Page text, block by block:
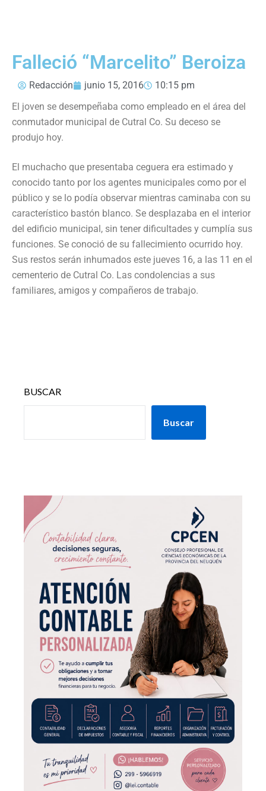
Falleció “Marcelito” Beroiza
Redacción junio 15, 2016
10:15 pm
El joven se desempeñaba como empleado en el área del
conmutador municipal de Cutral Co. Su deceso se
produjo hoy.
El muchacho que presentaba ceguera era estimado y
conocido tanto por los agentes municipales como por el
público y se lo podía observar mientras caminaba con su
característico bastón blanco. Se desplazaba en el interior
del edificio municipal, sin tener dificultades y cumplía sus
funciones. Se conoció de su fallecimiento ocurrido hoy.
Sus restos serán inhumados este jueves 16, a las 11 en el
cementerio de Cutral Co. Las condolencias a sus
familiares, amigos y compañeros de trabajo.
BUSCAR
Buscar